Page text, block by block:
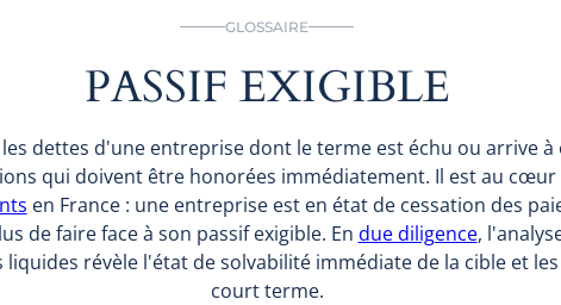
GLOSSAIRE
PASSIF EXIGIBLE
dettes d'une entreprise dont le terme est échu ou arrive à
qui doivent être honorées immédiatement. Il est au
en France : une entreprise est en état de cessation des
de faire face à son passif exigible. En due diligence,
révèle l'état de solvabilité immédiate de la cible et
court terme.